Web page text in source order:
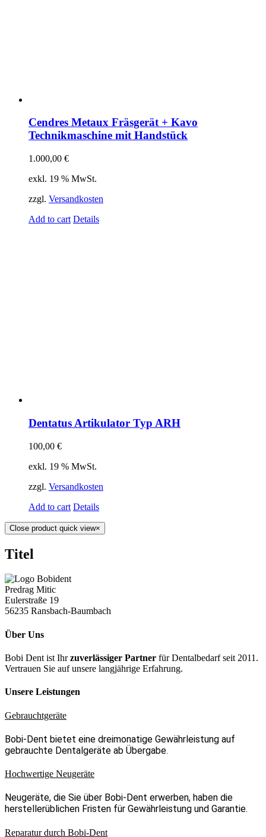
Cendres Metaux Fräsgerät + Kavo
Technikmaschine mit Handstück
1.000,00 €
exkl. 19 % MwSt.
zzgl. Versandkosten
Add to cart Details
Dentatus Artikulator Typ ARH
100,00 €
exkl. 19 % MwSt.
zzgl. Versandkosten
Add to cart Details
Close product quick view×
Titel
Predrag Mitic
Eulerstraße 19
56235 Ransbach-Baumbach
Über Uns
Bobi Dent ist Ihrzuverlässiger Partner für Dentalbedarf seit 2011.
Vertrauen Sie auf unsere langjährige Erfahrung.
Unsere Leistungen
Gebrauchtgeräte
Bobi-Dent bietet eine dreimonatige Gewährleistung auf
gebrauchte Dentalgeräte ab Übergabe.
Hochwertige Neugeräte
Neugeräte, die Sie über Bobi-Dent erwerben, haben die
herstellerüblichen Fristen für Gewährleistung und Garantie.
Reparatur durch Bobi-Dent